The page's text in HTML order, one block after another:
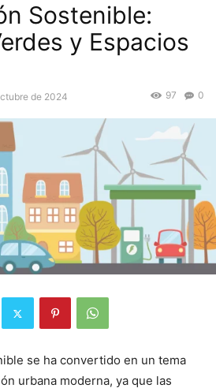
Sostenible:
y Espacios
de 2024 0
97
se ha convertido en un tema
urbana moderna, ya que las